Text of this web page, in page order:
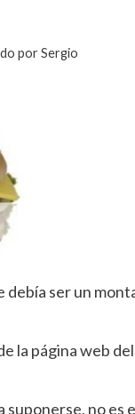
por Sergio
ser un
la página web
no es